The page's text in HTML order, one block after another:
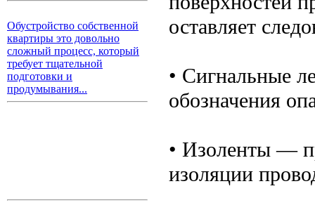
Обустройство собственной
квартиры это довольно
сложный процесс, который
требует тщательной
подготовки и
продумывания...
оставляет
• Сигнальные
обозначения
• Изоленты —
изоляции